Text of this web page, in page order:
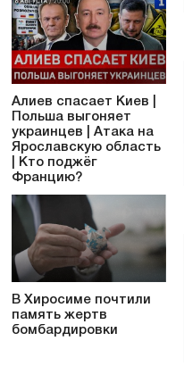
Алиев спасает Киев |
Польша выгоняет
украинцев | Атака на
Ярославскую область
| Кто поджёг
Францию?
В Хиросиме почтили
память жертв
бомбардировки